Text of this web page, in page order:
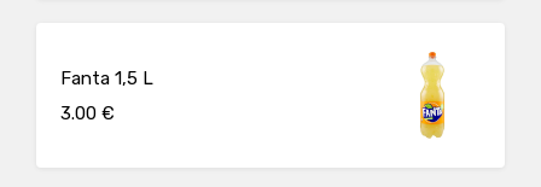
Fanta 1,5 L
3.00 €